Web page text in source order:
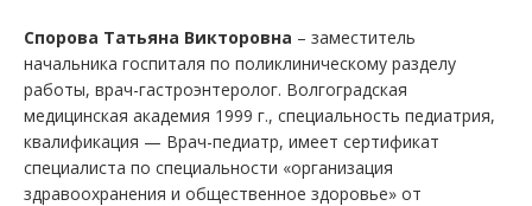
Спорова Татьяна Викторовна – заместитель
начальника госпиталя по поликлиническому разделу
работы, врач-гастроэнтеролог. Волгоградская
медицинская академия 1999 г., специальность педиатрия,
квалификация — Врач-педиатр, имеет сертификат
специалиста по специальности «организация
здравоохранения и общественное здоровье» от